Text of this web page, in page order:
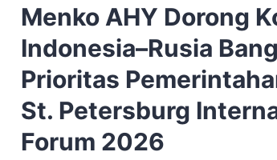
Menko AHY Dorong
Indonesia–Rusia
Prioritas
St. Petersburg
Forum 2026